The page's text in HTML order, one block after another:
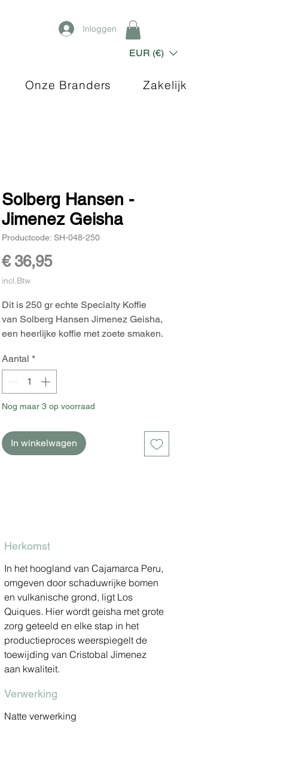
Inloggen
EUR (€)
Onze Branders Zakelijk
Solberg Hansen -
Jimenez Geisha
Productcode: SH-048-250
€ 36,95Prijs
incl.Btw
Dit is 250 gr echte Specialty Koffie
van Solberg Hansen Jimenez Geisha,
een heerlijke koffie met zoete smaken.
Aantal *
Nog maar 3 op voorraad
In winkelwagen
Herkomst
In het hoogland van Cajamarca Peru,
omgeven door schaduwrijke bomen
en vulkanische grond, ligt Los
Quiques. Hier wordt geisha met grote
zorg geteeld en elke stap in het
productieproces weerspiegelt de
toewijding van Cristobal Jimenez
aan kwaliteit.
Verwerking
Natte verwerking